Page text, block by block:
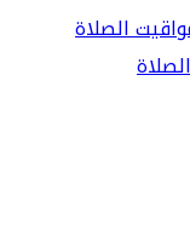
الصلاة